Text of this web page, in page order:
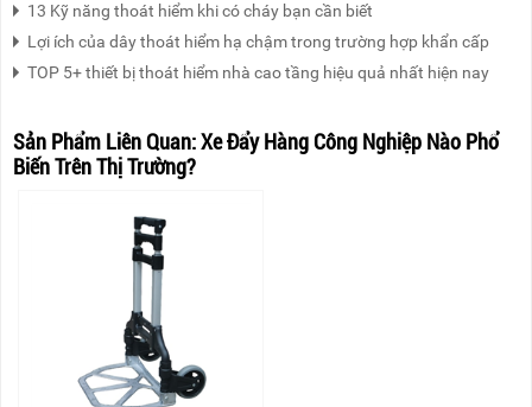
13 Kỹ năng thoát hiểm khi có cháy bạn cần biết
Lợi ích của dây thoát hiểm hạ chậm trong trường hợp khẩn cấp
TOP 5+ thiết bị thoát hiểm nhà cao tầng hiệu quả nhất hiện nay
Sản Phẩm Liên Quan:Xe Đẩy Hàng Công Nghiệp Nào Phổ
Biến Trên Thị Trường?